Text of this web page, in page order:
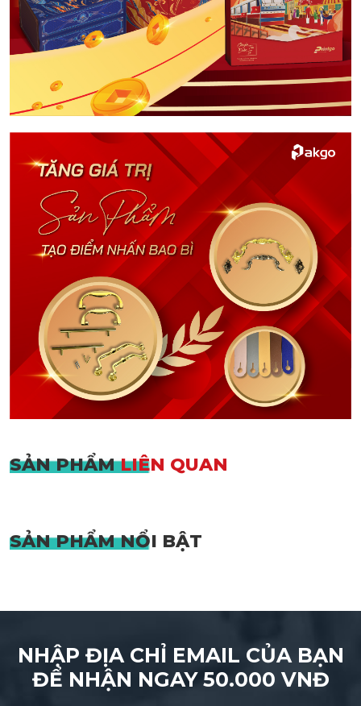
SẢN PHẨMLIÊN QUAN
SẢN PHẨMNỔI BẬT
NHẬP ĐỊA CHỈ EMAIL CỦA BẠN
ĐỂ NHẬN NGAY 50.000 VNĐ